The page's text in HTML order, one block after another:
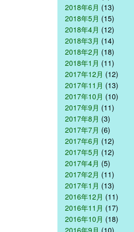
2018年6月 (13)
2018年5月 (15)
2018年4月 (12)
2018年3月 (14)
2018年2月 (18)
2018年1月 (11)
2017年12月 (12)
2017年11月 (13)
2017年10月 (10)
2017年9月 (11)
2017年8月 (3)
2017年7月 (6)
2017年6月 (12)
2017年5月 (12)
2017年4月 (5)
2017年2月 (11)
2017年1月 (13)
2016年12月 (11)
2016年11月 (17)
2016年10月 (18)
2016年9月 (10)